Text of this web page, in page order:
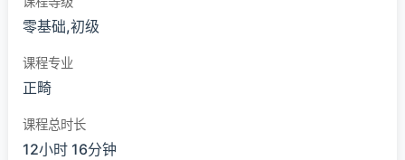
零基础,初级
课程专业
正畸
课程总时长
12小时 16分钟